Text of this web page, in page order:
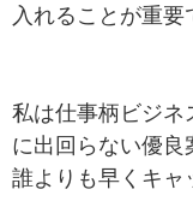
入れることが重要
私は仕事柄ビジネ
に出回らない優良
誰よりも早くキャ